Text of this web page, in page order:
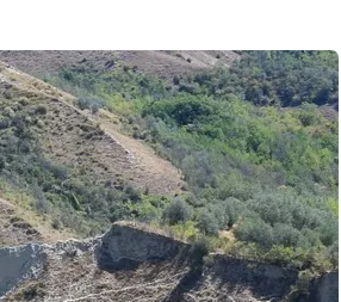
– og om få timer